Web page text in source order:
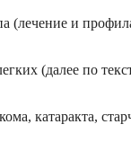
(лечение и
(далее по
катаракта,